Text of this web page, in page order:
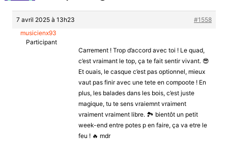
7 avril 2025 à 13h23
#1558
musicienx93
Participant
Carrement ! Trop d’accord avec toi ! Le quad,
c’est vraimant le top, ça te fait sentir vivant. 😎
Et ouais, le casque c’est pas optionnel, mieux
vaut pas finir avec une tete en compoote ! En
plus, les balades dans les bois, c’est juste
magique, tu te sens vraiemnt vraiment
vraiment vraiment libre. 🏞️ bientôt un petit
week-end entre potes p en faire, ça va etre le
feu ! 🔥 mdr